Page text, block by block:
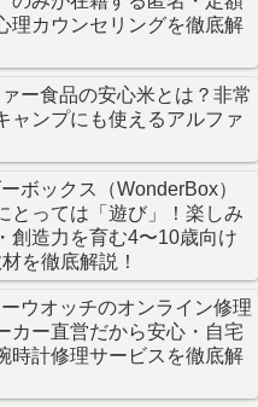
理カウンセリングを徹底解
ァー食品の安心米とは？非常
ャンプにも使えるアルファ
ボックス（WonderBox）
とっては「遊び」！楽しみ
創造力を育む4〜10歳向け
を徹底解説！
ーウオッチのオンライン修理
カー直営だから安心・自宅
時計修理サービスを徹底解